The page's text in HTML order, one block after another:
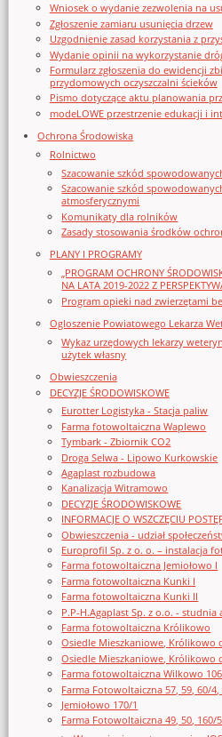
Wniosek o wydanie zezwolenia na
Zgłoszenie zamiaru usunięcia drzew
Uzgodnienie zasad korzystania z
Wydanie opinii na wykorzystanie
Formularz zgłoszenia do ewidencji
przydomowych oczyszczalni ścieków
Pismo dotyczące aktu planowania
modeLOWE przestrzenie edukacji i
Ochrona Środowiska
Rolnictwo
Szacowanie szkód
Szacowanie szkód
atmosferycznymi
Komunikaty dla rolników
Zasady stosowania środków
PLANY I PROGRAMY
„PROGRAM OCHRONY
NA LATA 2019-2022 Z
Program opieki nad zwierzętami
Ogloszenie Powiatowego Lekarza
Wykaz urzędowych lekarzy
użytek własny
Obwieszczenia
DECYZJE ŚRODOWISKOWE
Eurotter Logistyka - Stacja paliw
Farma fotowoltaiczna Waplewo
Tymbark - Zbiornik CO2
Droga Selwa - Lipowo Kurkowskie
Agaplast rozbudowa
Kanalizacja Witramowo
DECYZJE ŚRODOWISKOWE
INFORMACJE O WSZCZĘCIU
Obwieszczenia - udział
Europrofil Sp. z o. o. – instalacja
Farma fotowoltaiczna Jemiołowo I
Farma fotowoltaiczna Kunki I
Farma fotowoltaiczna Kunki II
P.P-H.Agaplast Sp. z o.o. - studnia
Farma fotowoltaiczna Królikowo
Osiedle Mieszkaniowe, Królikowo
Osiedle Mieszkaniowe, Królikowo
Farma fotowoltaiczna Wilkowo
Farma Fotowoltaiczna 57, 59, 60/
Jemiołowo 170/1
Farma Fotowoltaiczna 49, 50, 160/